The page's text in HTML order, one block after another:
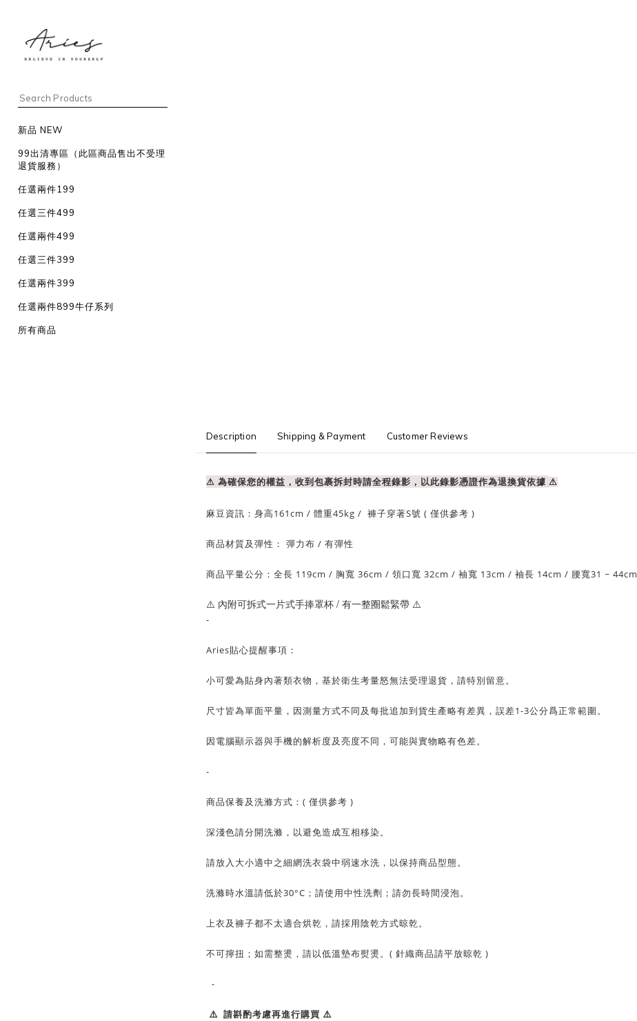
新品 NEW
99出清專區（此區商品售出不受理
退貨服務）
任選兩件199
任選三件499
任選兩件499
任選三件399
任選兩件399
任選兩件899牛仔系列
所有商品
Description Shipping & Payment Customer Reviews
⚠ 為確保您的權益，收到包裹拆封時請全程錄影，以此錄影憑證作為退換貨依據 ⚠
麻豆資訊： 身高161cm / 體重45kg / 褲子穿著S號 ( 僅供參考 )
商品材質及彈性： 彈力布 / 有彈性
商品平量公分：全長 119cm / 胸寬 36cm / 領口寬 32cm / 袖寬 13cm / 袖長 14cm / 腰寬31 ~ 44cm
⚠️ 內附可拆式一片式手捧罩杯 / 有一整圈鬆緊帶⚠️
-
Aries貼心提醒事項：
小可愛為貼身內著類衣物，基於衛生考量怒無法受理退貨，請特別留意。
尺寸皆為單面平量，因測量方式不同及每批追加到貨生產略有差異，誤差1-3公分爲正常範圍。
因電腦顯示器與手機的解析度及亮度不同，可能與實物略有色差。
-
商品保養及洗滌方式：( 僅供參考 )
深淺色請分開洗滌，以避免造成互相移染。
請放入大小適中之細網洗衣袋中弱速水洗，以保持商品型態。
洗滌時水溫請低於30°C；請使用中性洗劑；請勿長時間浸泡。
上衣及褲子都不太適合烘乾，請採用陰乾方式晾乾。
不可擰扭；如需整燙，請以低溫墊布熨燙。( 針織商品請平放晾乾 )
-
⚠️ 請斟酌考慮再進行購買 ⚠️